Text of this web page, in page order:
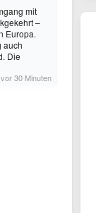
mit
–
Europa.
auch
Die
vor 30 Minuten